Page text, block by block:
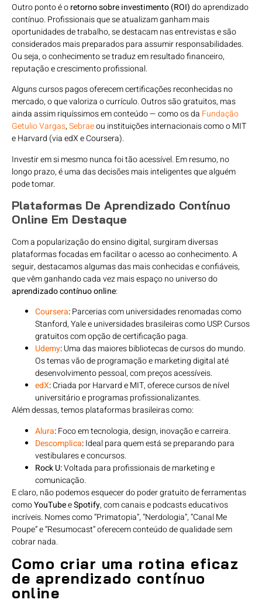
Outro ponto é oretorno sobre investimento (ROI)do aprendizado
contínuo. Profissionais que se atualizam ganham mais
oportunidades de trabalho, se destacam nas entrevistas e são
considerados mais preparados para assumir responsabilidades.
Ou seja, o conhecimento se traduz em resultado financeiro,
reputação e crescimento profissional.
Alguns cursos pagos oferecem certificações reconhecidas no
mercado, o que valoriza o currículo. Outros são gratuitos, mas
ainda assim riquíssimos em conteúdo — como os da Fundação
Getulio Vargas,Sebraeou instituições internacionais como o MIT
e Harvard (via edX e Coursera).
Investir em si mesmo nunca foi tão acessível. Em resumo, no
longo prazo, é uma das decisões mais inteligentes que alguém
pode tomar.
Plataformas De Aprendizado Contínuo
Online Em Destaque
Com a popularização do ensino digital, surgiram diversas
plataformas focadas em facilitar o acesso ao conhecimento. A
seguir, destacamos algumas das mais conhecidas e confiáveis,
que vêm ganhando cada vez mais espaço no universo do
aprendizado contínuo online:
Coursera:Parcerias com universidades renomadas como
Stanford, Yale e universidades brasileiras como USP. Cursos
gratuitos com opção de certificação paga.
Udemy:Uma das maiores bibliotecas de cursos do mundo.
Os temas vão de programação e marketing digital até
desenvolvimento pessoal, com preços acessíveis.
edX:Criada por Harvard e MIT, oferece cursos de nível
universitário e programas profissionalizantes.
Além dessas, temos plataformas brasileiras como:
Alura:Foco em tecnologia, design, inovação e carreira.
Descomplica:Ideal para quem está se preparando para
vestibulares e concursos.
Rock U:Voltada para profissionais de marketing e
comunicação.
E claro, não podemos esquecer do poder gratuito de ferramentas
comoYouTubeeSpotify, com canais e podcasts educativos
incríveis. Nomes como “Primatopia”, “Nerdologia”, “Canal Me
Poupe” e “Resumocast” oferecem conteúdo de qualidade sem
cobrar nada.
Como criar uma rotina eficaz
de aprendizado contínuo
online